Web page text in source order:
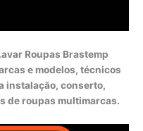
Roupas Brastemp
e modelos, técnicos
instalação, conserto,
de roupas multimarcas.